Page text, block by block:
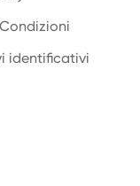
identificativi